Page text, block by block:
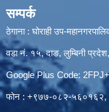
सम्पर्क
ठेगाना : घोराही उप-
वडा नं. १५, दाङ, लुम्बिनी
Google Plus Code:
फोन : +९७७-०८२-